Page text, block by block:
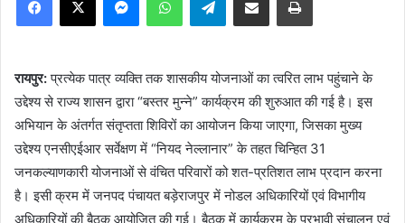
रायपुर:प्रत्येक पात्र व्यक्ति तक शासकीय योजनाओं का त्वरित लाभ पहुंचाने के
उद्देश्य से राज्य शासन द्वारा “बस्तर मुन्ने” कार्यक्रम की शुरुआत की गई है। इस
अभियान के अंतर्गत संतृप्तता शिविरों का आयोजन किया जाएगा, जिसका मुख्य
उद्देश्य एनसीएईआर सर्वेक्षण में “नियद नेल्लानार” के तहत चिन्हित 31
जनकल्याणकारी योजनाओं से वंचित परिवारों को शत-प्रतिशत लाभ प्रदान करना
है। इसी क्रम में जनपद पंचायत बड़ेराजपुर में नोडल अधिकारियों एवं विभागीय
अधिकारियों की बैठक आयोजित की गई। बैठक में कार्यक्रम के प्रभावी संचालन एवं